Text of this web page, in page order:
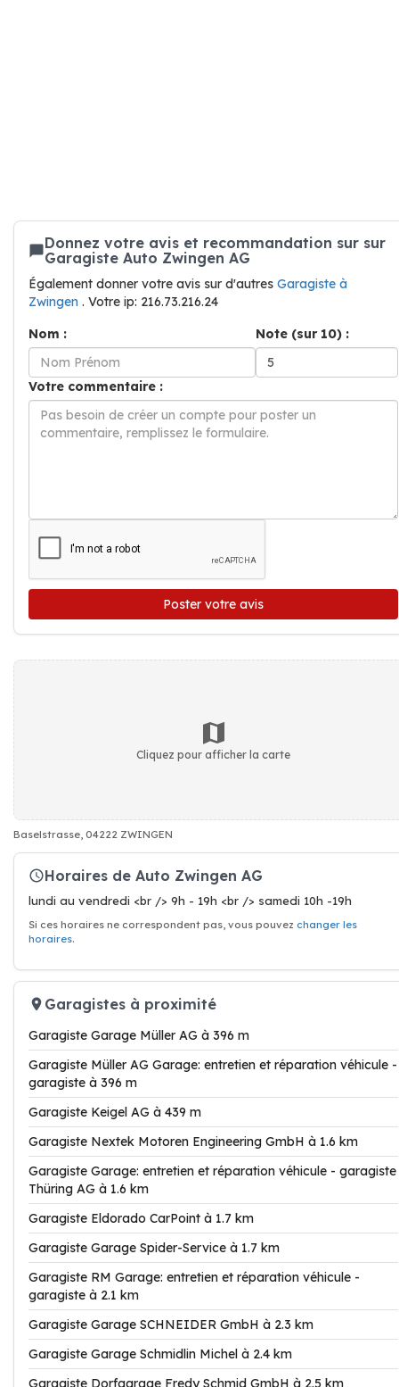
Donnez votre avis et recommandation sur sur
Garagiste Auto Zwingen AG
Également donner votre avis sur d'autres Garagiste à
Zwingen . Votre ip: 216.73.216.24
Nom :
Note (sur 10) :
Votre commentaire :
Poster votre avis
Cliquez pour afficher la carte
Baselstrasse, 04222 ZWINGEN
Horaires de Auto Zwingen AG
lundi au vendredi <br /> 9h - 19h <br /> samedi 10h -19h
Si ces horaires ne correspondent pas, vous pouvez changer les
horaires.
Garagistes à proximité
Garagiste Garage Müller AG à 396 m
Garagiste Müller AG Garage: entretien et réparation véhicule -
garagiste à 396 m
Garagiste Keigel AG à 439 m
Garagiste Nextek Motoren Engineering GmbH à 1.6 km
Garagiste Garage: entretien et réparation véhicule - garagiste
Thüring AG à 1.6 km
Garagiste Eldorado CarPoint à 1.7 km
Garagiste Garage Spider-Service à 1.7 km
Garagiste RM Garage: entretien et réparation véhicule -
garagiste à 2.1 km
Garagiste Garage SCHNEIDER GmbH à 2.3 km
Garagiste Garage Schmidlin Michel à 2.4 km
Garagiste Dorfgarage Fredy Schmid GmbH à 2.5 km